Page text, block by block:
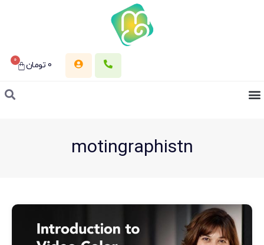
0 تومان 0
motingraphistn